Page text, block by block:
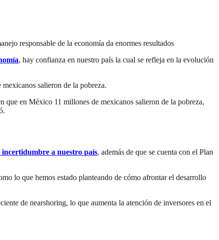
responsable de la economía da enormes resultados
, hay confianza en nuestro país la cual se refleja en la evolución
salieron de la pobreza.
que en México 11 millones de mexicanos salieron de la pobreza,
incertidumbre a nuestro país, además de que se cuenta con el Plan
lo que hemos estado planteando de cómo afrontar el desarrollo
de nearshoring, lo que aumenta la atención de inversores en el